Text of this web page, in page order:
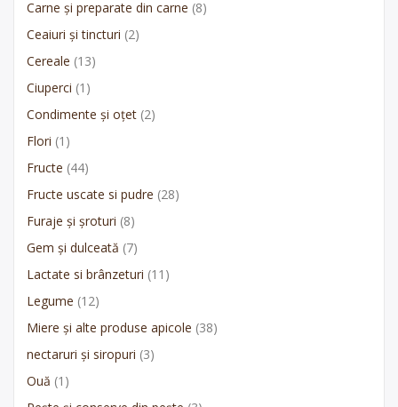
Carne și preparate din carne (8)
Ceaiuri și tincturi (2)
Cereale (13)
Ciuperci (1)
Condimente și oțet (2)
Flori (1)
Fructe (44)
Fructe uscate si pudre (28)
Furaje și șroturi (8)
Gem și dulceată (7)
Lactate si brânzeturi (11)
Legume (12)
Miere și alte produse apicole (38)
nectaruri și siropuri (3)
Ouă (1)